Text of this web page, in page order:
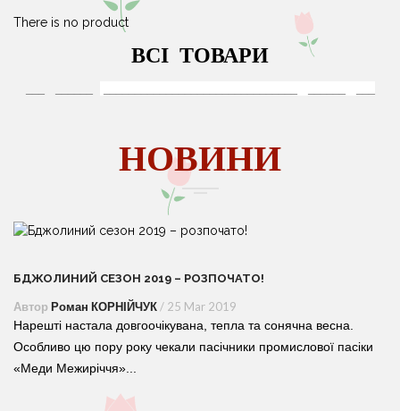
There is no product
ВСІ ТОВАРИ
НОВИНИ
БДЖОЛИНИЙ СЕЗОН 2019 – РОЗПОЧАТО!
Автор Роман КОРНІЙЧУК / 25 Mar 2019
Нарешті настала довгоочікувана, тепла та сонячна весна.
Особливо цю пору року чекали пасічники промислової пасіки
«Меди Межиріччя»...